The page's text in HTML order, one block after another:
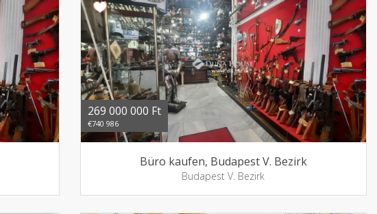
269 000 000 Ft
€740 986
Büro kaufen, Budapest V. Bezirk
Budapest V. Bezirk